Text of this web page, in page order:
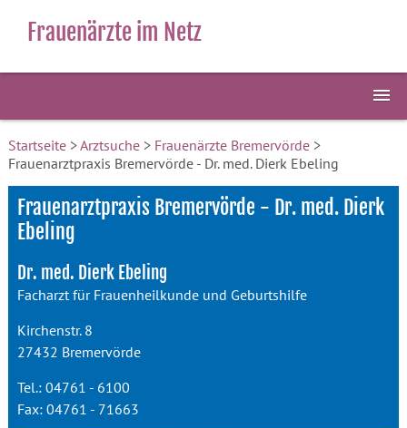
Frauenärzte im Netz
Startseite>Arztsuche> Frauenärzte Bremervörde>
Frauenarztpraxis Bremervörde - Dr. med. Dierk Ebeling
Frauenarztpraxis Bremervörde - Dr. med. Dierk
Ebeling
Dr. med. Dierk Ebeling
Facharzt für Frauenheilkunde und Geburtshilfe
Kirchenstr. 8
27432 Bremervörde
Tel.: 04761 - 6100
Fax: 04761 - 71663